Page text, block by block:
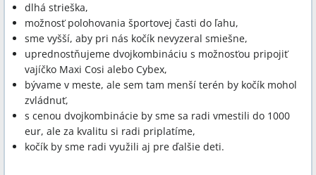
dlhá strieška,
možnosť polohovania športovej časti do ľahu,
sme vyšší, aby pri nás kočík nevyzeral smiešne,
uprednostňujeme dvojkombináciu s možnosťou pripojiť
vajíčko Maxi Cosi alebo Cybex,
bývame v meste, ale sem tam menší terén by kočík mohol
zvládnuť,
s cenou dvojkombinácie by sme sa radi vmestili do 1000
eur, ale za kvalitu si radi priplatíme,
kočík by sme radi využili aj pre ďalšie deti.